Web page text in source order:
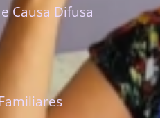
Causa Difusa